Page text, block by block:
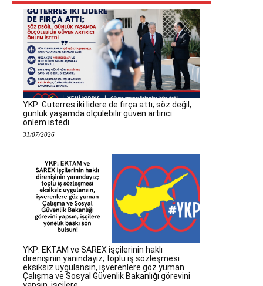
YKP: Guterres iki lidere de fırça attı; söz değil,
günlük yaşamda ölçülebilir güven artırıcı
önlem istedi
31/07/2026
YKP: EKTAM ve SAREX işçilerinin haklı
direnişinin yanındayız; toplu iş sözleşmesi
eksiksiz uygulansın, işverenlere göz yuman
Çalışma ve Sosyal Güvenlik Bakanlığı görevini